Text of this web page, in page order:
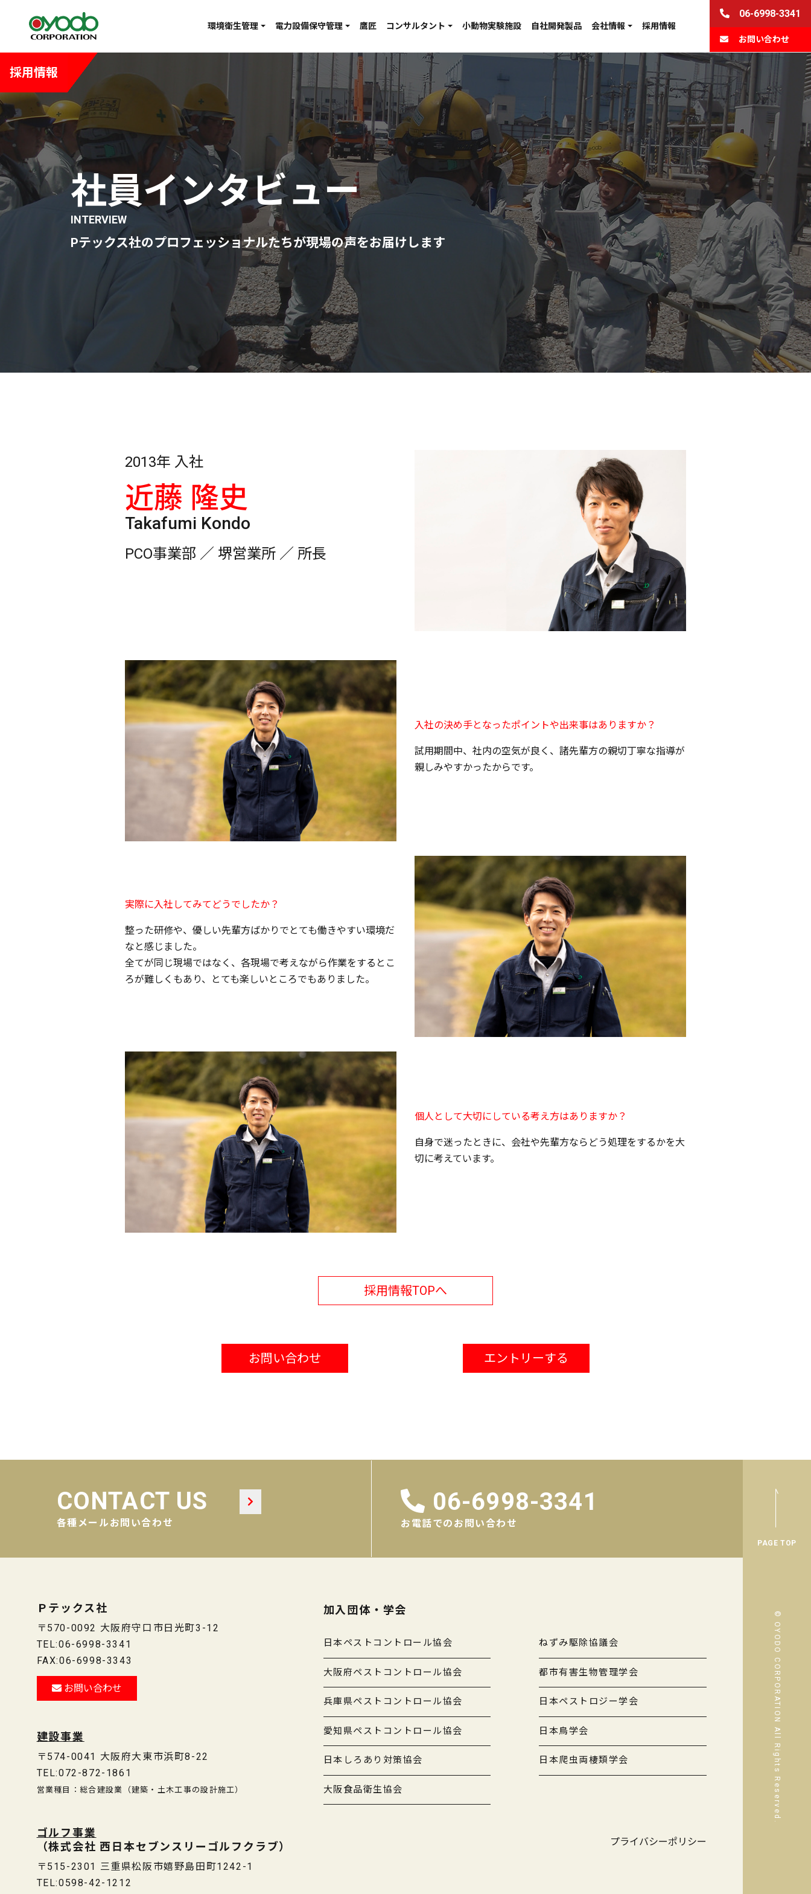
環境衛生管理 電力設備保守管理 鷹匠 コンサルタント 小動物実験施設 自社開発製品 会社情報 採用情報
06-6998-3341
お問い合わせ
採用情報
社員インタビュー
INTERVIEW
Pテックス社のプロフェッショナルたちが現場の声をお届けします
2013年 入社
近藤 隆史
Takafumi Kondo
PCO事業部 ／ 堺営業所 ／ 所長
入社の決め手となったポイントや出来事はありますか？
試用期間中、社内の空気が良く、諸先輩方の親切丁寧な指導が
親しみやすかったからです。
実際に入社してみてどうでしたか？
整った研修や、優しい先輩方ばかりでとても働きやすい環境だ
なと感じました。
全てが同じ現場ではなく、各現場で考えながら作業をするとこ
ろが難しくもあり、とても楽しいところでもありました。
個人として大切にしている考え方はありますか？
自身で迷ったときに、会社や先輩方ならどう処理をするかを大
切に考えています。
採用情報TOPへ
お問い合わせ エントリーする
CONTACT US
各種メールお問い合わせ
06-6998-3341
お電話でのお問い合わせ
Ｐテックス社
〒570-0092 大阪府守口市日光町3-12
TEL:06-6998-3341
FAX:06-6998-3343
お問い合わせ
建設事業
〒574-0041 大阪府大東市浜町8-22
TEL:072-872-1861
営業種目：総合建設業（建築・土木工事の設計施工）
ゴルフ事業
（株式会社 西日本セブンスリーゴルフクラブ）
〒515-2301 三重県松阪市嬉野島田町1242-1
TEL:0598-42-1212
加入団体・学会
日本ペストコントロール協会
大阪府ペストコントロール協会
兵庫県ペストコントロール協会
愛知県ペストコントロール協会
日本しろあり対策協会
大阪食品衛生協会
ねずみ駆除協議会
都市有害生物管理学会
日本ペストロジー学会
日本鳥学会
日本爬虫両棲類学会
プライバシーポリシー
PAGE TOP
© OYODO CORPORATION All Rights Reserved.